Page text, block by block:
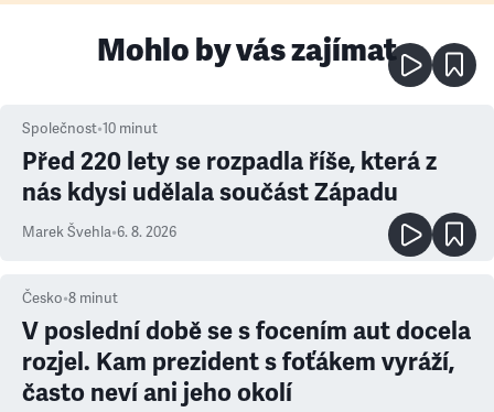
Mohlo by vás zajímat
Společnost•10 minut
Před 220 lety se rozpadla říše, která z
nás kdysi udělala součást Západu
Marek Švehla•6. 8. 2026
Česko•8 minut
V poslední době se s focením aut docela
rozjel. Kam prezident s foťákem vyráží,
často neví ani jeho okolí